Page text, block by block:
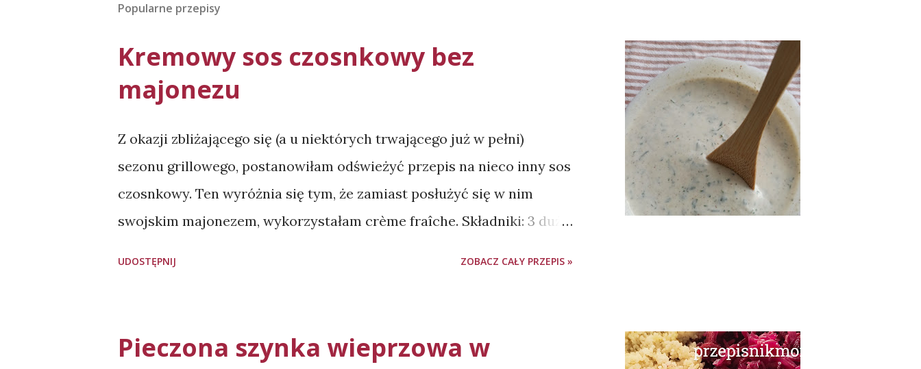
Popularne przepisy
Kremowy sos czosnkowy bez
majonezu
Z okazji zbliżającego się (a u niektórych trwającego już w pełni)
sezonu grillowego, postanowiłam odświeżyć przepis na nieco inny sos
czosnkowy. Ten wyróżnia się tym, że zamiast posłużyć się w nim
swojskim majonezem, wykorzystałam crème fraîche. Składniki: 3 duże
Pietruszkę myjemy, otrząsamy z wody, obrywamy listki i drobno
UDOSTĘPNIJ ZOBACZ CAŁY PRZEPIS »
Pieczona szynka wieprzowa w